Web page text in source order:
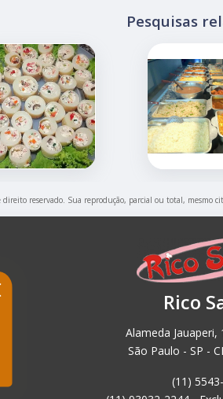
Pesquisas
direito reservado. Sua reprodução, parcial ou total, mesmo
Rico
Alameda
São Paulo - SP -
(11)